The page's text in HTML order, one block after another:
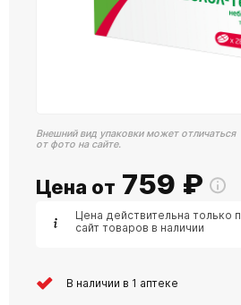
Внешний вид упаковки может отличаться
от фото на сайте.
Цена от 759 ₽
Цена действительна только
сайт товаров в наличии
В наличии в 1 аптеке